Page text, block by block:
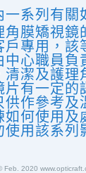
一系列有關
角膜矯視鏡
戶專用，該
中心職員
清潔及護理
片有一定的
供作參考及
如何使用及
使用該系列
Feb. 2020